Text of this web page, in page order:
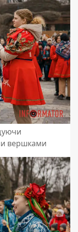
вершками